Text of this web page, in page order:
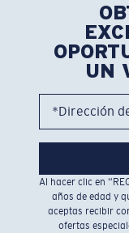
UN
*Dirección
Al hacer clic en
años de edad y
aceptas recibir
ofertas